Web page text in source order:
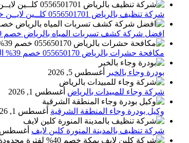
شركة تنظيف بالرياض 0556501701 كلــين لايــن خصم 39% تنظيف وتعقيم المنازل باحدث الاجهزة
افضل شركة كشف تسربات المياه بالرياض خصم 39% اطلب الان 0556501701‬‏ – تقارير معتمدة
مكافحة حشرات بالرياض 055650170 خصم 39% القضاء التام علي الحشرات والقوارض
بودرة وجاء بالخبر أغسطس 5, 2026
شركة وجاء للمبيدات بالرياض أغسطس 1, 2026
وكيل بودرة وجاء المنطقة الشرقية أغسطس 1, 2026
شركة تنظيف بالمدينة المنورة كلين لايف أغسطس 1, 2026